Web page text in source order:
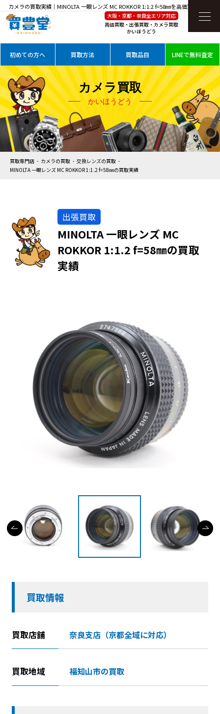
カメラの買取実績｜MINOLTA 一眼レンズ MC ROKKOR 1:1.2 f=58㎜を高価買取
大阪・京都・奈良全エリア対応
高価買取・出張買取・カメラ買取
かいほうどう
初めての方へ 買取方法 買取品目 LINEで無料査定
カメラ買取
かいほうどう
買取専門店 カメラの買取
交換レンズの買取
MINOLTA 一眼レンズ MC ROKKOR 1:1.2 f=58㎜の買取実績
出張買取
MINOLTA 一眼レンズ MC
ROKKOR 1:1.2 f=58㎜の買取
実績
買取情報
買取店舗 奈良支店（京都全域に対応）
買取地域 福知山市の買取